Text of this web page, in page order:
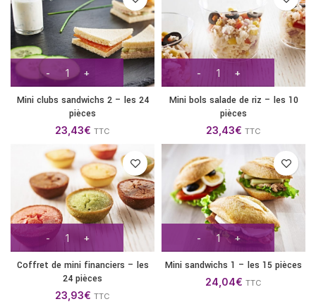
Mini clubs sandwichs 2 – les 24
pièces
23,43€ TTC
Mini bols salade de riz – les 10
pièces
23,43€ TTC
Coffret de mini financiers – les
24 pièces
23,93€ TTC
Mini sandwichs 1 – les 15 pièces
24,04€ TTC